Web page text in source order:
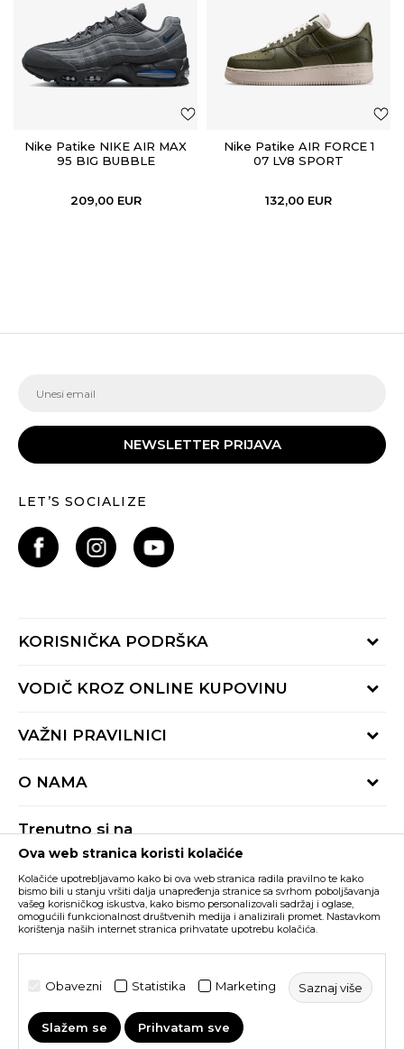
Nike Patike NIKE AIR MAX
95 BIG BUBBLE
209,00 EUR
Nike Patike AIR FORCE 1
07 LV8 SPORT
132,00 EUR
NEWSLETTER PRIJAVA
LET’S SOCIALIZE
KORISNIČKA PODRŠKA
Provjeri status porudžbine
Radno vrijeme 9-16h
VODIČ KROZ ONLINE KUPOVINU
Načini isporuke
Reklamacije
VAŽNI PRAVILNICI
Pravila Sport&Bonus programa
O NAMA
BUZZ Shopovi
Postani dio BUZZ tima
Trenutno si na
Buzz Crna Gora PROMIJENI
Nastojimo da budemo što precizniji u opisu proizvoda, prikazu slika i samih
cijena, ali ne možemo garantovati da su sve informacije kompletne i bez
grešaka. Svi artikli prikazani na sajtu su dio naše ponude i ne podrazumijeva da
su dostupni u svakom trenutku. Raspoloživost robe možete provjeriti pozivom
©2026www.buzzsneakers.me, IzradaNB SOFT. Sva prava
Ova web stranica koristi kolačiće
Kolačiće upotrebljavamo kako bi ova web stranica radila pravilno te kako
bismo bili u stanju vršiti dalja unapređenja stranice sa svrhom poboljšavanja
vašeg korisničkog iskustva, kako bismo personalizovali sadržaj i oglase,
omogućili funkcionalnost društvenih medija i analizirali promet. Nastavkom
korištenja naših internet stranica prihvatate upotrebu kolačića.
Obavezni Statistika Marketing Saznaj više
Slažem se Prihvatam sve